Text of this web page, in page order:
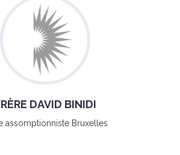
DAVID BINIDI
assomptionniste Bruxelles